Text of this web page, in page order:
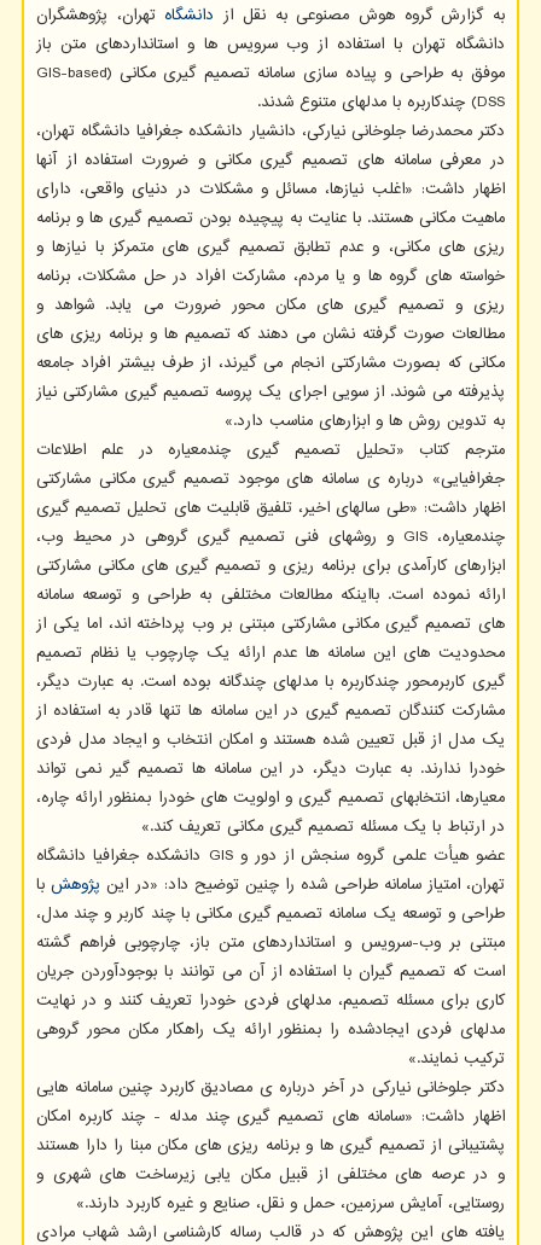
به گزارش گروه هوش مصنوعی به نقل از دانشگاه تهران، پژوهشگران
دانشگاه تهران با استفاده از وب سرویس ها و استانداردهای متن باز
موفق به طراحی و پیاده سازی سامانه تصمیم گیری مکانی (GIS-based
DSS) چندکاربره با مدلهای متنوع شدند.
دکتر محمدرضا جلوخانی نیارکی، دانشیار دانشکده جغرافیا دانشگاه تهران،
در معرفی سامانه های تصمیم گیری مکانی و ضرورت استفاده از آنها
اظهار داشت: «اغلب نیازها، مسائل و مشکلات در دنیای واقعی، دارای
ماهیت مکانی هستند. با عنایت به پیچیده بودن تصمیم گیری ها و برنامه
ریزی های مکانی، و عدم تطابق تصمیم گیری های متمرکز با نیازها و
خواسته های گروه ها و یا مردم، مشارکت افراد در حل مشکلات، برنامه
ریزی و تصمیم گیری های مکان محور ضرورت می یابد. شواهد و
مطالعات صورت گرفته نشان می دهند که تصمیم ها و برنامه ریزی های
مکانی که بصورت مشارکتی انجام می گیرند، از طرف بیشتر افراد جامعه
پذیرفته می شوند. از سویی اجرای یک پروسه تصمیم گیری مشارکتی نیاز
به تدوین روش ها و ابزارهای مناسب دارد.»
مترجم کتاب «تحلیل تصمیم گیری چندمعیاره در علم اطلاعات
جغرافیایی» درباره ی سامانه های موجود تصمیم گیری مکانی مشارکتی
اظهار داشت: «طی سالهای اخیر، تلفیق قابلیت های تحلیل تصمیم گیری
چندمعیاره، GIS و روشهای فنی تصمیم گیری گروهی در محیط وب،
ابزارهای کارآمدی برای برنامه ریزی و تصمیم گیری های مکانی مشارکتی
ارائه نموده است. بااینکه مطالعات مختلفی به طراحی و توسعه سامانه
های تصمیم گیری مکانی مشارکتی مبتنی بر وب پرداخته اند، اما یکی از
محدودیت های این سامانه ها عدم ارائه یک چارچوب یا نظام تصمیم
گیری کاربرمحور چندکاربره با مدلهای چندگانه بوده است. به عبارت دیگر،
مشارکت کنندگان تصمیم گیری در این سامانه ها تنها قادر به استفاده از
یک مدل از قبل تعیین شده هستند و امکان انتخاب و ایجاد مدل فردی
خودرا ندارند. به عبارت دیگر، در این سامانه ها تصمیم گیر نمی تواند
معیارها، انتخابهای تصمیم گیری و اولویت های خودرا بمنظور ارائه چاره،
در ارتباط با یک مسئله تصمیم گیری مکانی تعریف کند.»
عضو هیأت علمی گروه سنجش از دور و GIS دانشکده جغرافیا دانشگاه
تهران، امتیاز سامانه طراحی شده را چنین توضیح داد: «در این پژوهشبا
طراحی و توسعه یک سامانه تصمیم گیری مکانی با چند کاربر و چند مدل،
مبتنی بر وب-سرویس و استانداردهای متن باز، چارچوبی فراهم گشته
است که تصمیم گیران با استفاده از آن می توانند با بوجودآوردن جریان
کاری برای مسئله تصمیم، مدلهای فردی خودرا تعریف کنند و در نهایت
مدلهای فردی ایجادشده را بمنظور ارائه یک راهکار مکان محور گروهی
ترکیب نمایند.»
دکتر جلوخانی نیارکی در آخر درباره ی مصادیق کاربرد چنین سامانه هایی
اظهار داشت: «سامانه های تصمیم گیری چند مدله - چند کاربره امکان
پشتیبانی از تصمیم گیری ها و برنامه ریزی های مکان مبنا را دارا هستند
و در عرصه های مختلفی از قبیل مکان یابی زیرساخت های شهری و
روستایی، آمایش سرزمین، حمل و نقل، صنایع و غیره کاربرد دارند.»
یافته های این پژوهش که در قالب رساله کارشناسی ارشد شهاب مرادی